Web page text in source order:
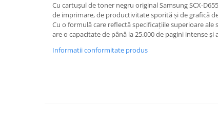
Cu cartușul de toner negru original Samsung SCX-
de imprimare, de productivitate sporită și de grafică
Cu o formulă care reflectă specificațiile superioare ale
are o capacitate de până la 25.000 de pagini intense și
Informatii conformitate produs